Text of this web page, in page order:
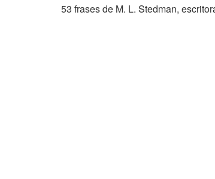
53 frases de M. L. Stedman,